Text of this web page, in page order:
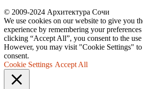
© 2009-2024 Архитектура Сочи
We use cookies on our website to give you
experience by remembering your
clicking “Accept All”, you consent to the
However, you may visit "Cookie Settings"
consent.
Cookie Settings Accept All